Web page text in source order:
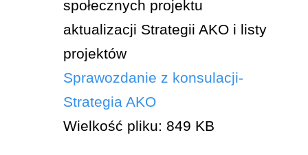
Sprawozdanie z konsulacji-
Strategia AKO
Wielkość pliku: 849 KB